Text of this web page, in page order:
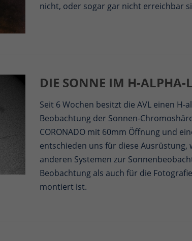
nicht, oder sogar gar nicht erreichbar
DIE SONNE IM H-ALPHA-
Seit 6 Wochen besitzt die AVL einen H-
Beobachtung der Sonnen-
CORONADO mit 60mm Öffnung und
entschieden uns für diese Ausrüstung,
anderen Systemen zur
Beobachtung als auch für die
montiert ist.